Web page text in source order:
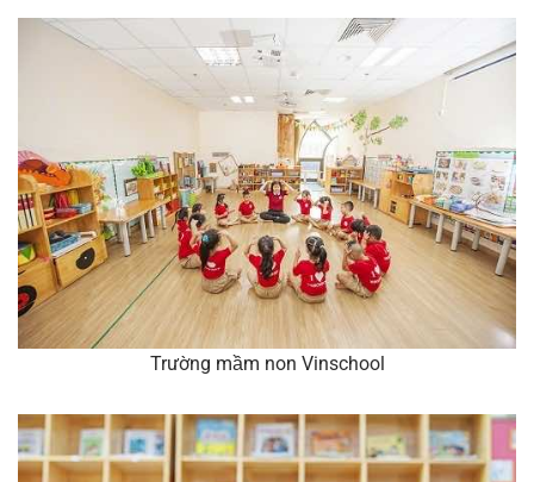
Trường mầm non Vinschool